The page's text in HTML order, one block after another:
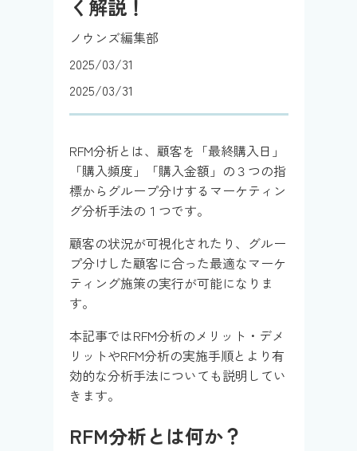
く解説！
ノウンズ編集部
2025/03/31
2025/03/31
RFM分析とは、顧客を「最終購入日」
「購入頻度」「購入金額」の３つの指
標からグループ分けするマーケティン
グ分析手法の１つです。
顧客の状況が可視化されたり、グルー
プ分けした顧客に合った最適なマーケ
ティング施策の実行が可能になりま
す。
本記事ではRFM分析のメリット・デメ
リットやRFM分析の実施手順とより有
効的な分析手法についても説明してい
きます。
RFM分析とは何か？